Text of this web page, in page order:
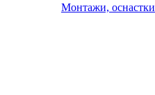
Монтажи, оснастки